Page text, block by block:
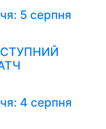
5 серпня
4 серпня